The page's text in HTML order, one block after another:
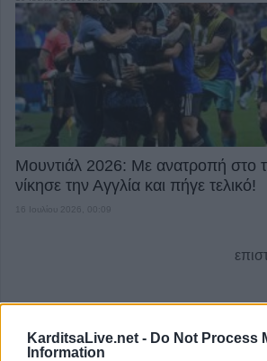
KarditsaLive.net - Do Not Process
Information
Μουντιάλ 2026: Με ανατροπή στο
νίκησε την Αγγλία και πήγε τελικό!